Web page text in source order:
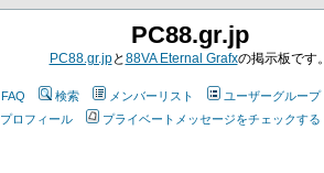
PC88.gr.jp
PC88.gr.jpと88VA Eternal Grafxの掲示板です。
FAQ 検索 メンバーリスト ユーザーグループ
プロフィール
プライベートメッセージをチェックする